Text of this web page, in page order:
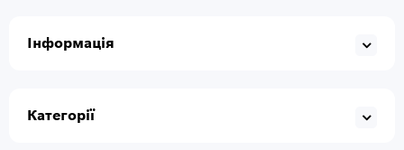
Інформація
Категорії